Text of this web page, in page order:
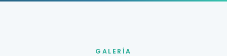
GALERÍA